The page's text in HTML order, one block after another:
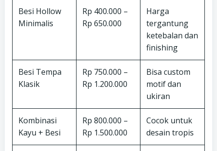
Besi Hollow
Minimalis
Rp 400.000 –
Rp 650.000
Harga
tergantung
ketebalan dan
finishing
Besi Tempa
Klasik
Rp 750.000 –
Rp 1.200.000
Bisa custom
motif dan
ukiran
Kombinasi
Kayu + Besi
Rp 800.000 –
Rp 1.500.000
Cocok untuk
desain tropis